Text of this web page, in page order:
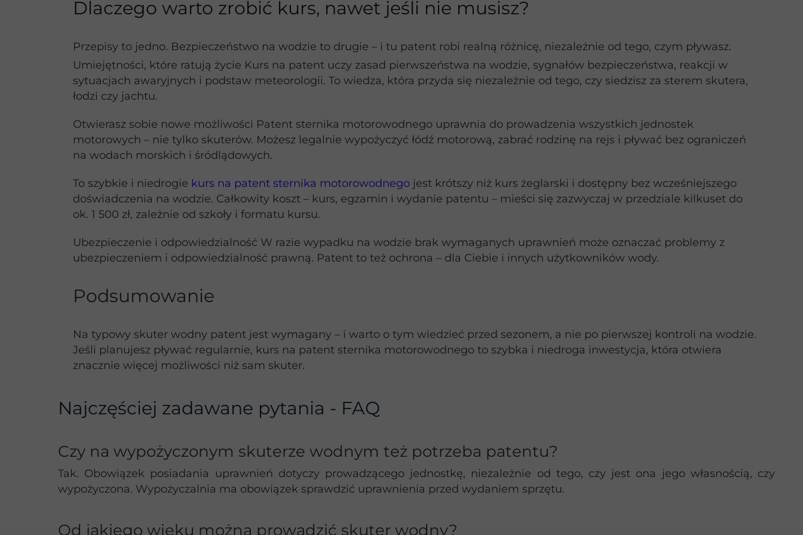
Najczęściej zadawane pytania - FAQ
Czy na wypożyczonym skuterze wodnym też potrzeba patentu?
Tak. Obowiązek posiadania uprawnień dotyczy prowadzącego jednostkę, niezależnie od tego, czy jest ona jego własnością, czy
wypożyczona. Wypożyczalnia ma obowiązek sprawdzić uprawnienia przed wydaniem sprzętu.
Od jakiego wieku można prowadzić skuter wodny?
Dlaczego warto zrobić kurs, nawet jeśli nie musisz?
Przepisy to jedno. Bezpieczeństwo na wodzie to drugie – i tu patent robi realną różnicę, niezależnie od tego, czym pływasz.
Umiejętności, które ratują życie Kurs na patent uczy zasad pierwszeństwa na wodzie, sygnałów bezpieczeństwa, reakcji w
sytuacjach awaryjnych i podstaw meteorologii. To wiedza, która przyda się niezależnie od tego, czy siedzisz za sterem skutera,
łodzi czy jachtu.
Otwierasz sobie nowe możliwości Patent sternika motorowodnego uprawnia do prowadzenia wszystkich jednostek
motorowych – nie tylko skuterów. Możesz legalnie wypożyczyć łódź motorową, zabrać rodzinę na rejs i pływać bez ograniczeń
na wodach morskich i śródlądowych.
To szybkie i niedrogie kurs na patent sternika motorowodnego jest krótszy niż kurs żeglarski i dostępny bez wcześniejszego
doświadczenia na wodzie. Całkowity koszt – kurs, egzamin i wydanie patentu – mieści się zazwyczaj w przedziale kilkuset do
ok. 1 500 zł, zależnie od szkoły i formatu kursu.
Ubezpieczenie i odpowiedzialność W razie wypadku na wodzie brak wymaganych uprawnień może oznaczać problemy z
ubezpieczeniem i odpowiedzialność prawną. Patent to też ochrona – dla Ciebie i innych użytkowników wody.
Podsumowanie
Na typowy skuter wodny patent jest wymagany – i warto o tym wiedzieć przed sezonem, a nie po pierwszej kontroli na wodzie.
Jeśli planujesz pływać regularnie, kurs na patent sternika motorowodnego to szybka i niedroga inwestycja, która otwiera
znacznie więcej możliwości niż sam skuter.